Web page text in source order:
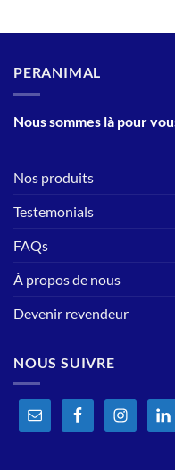
PERANIMAL
Nous sommes là pour
Nos produits
Testemonials
FAQs
À propos de nous
Devenir revendeur
NOUS SUIVRE